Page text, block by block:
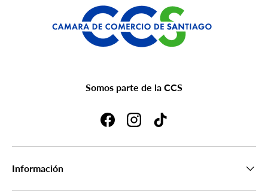
Somos parte de la CCS
FacebookInstagramTikTok
Información